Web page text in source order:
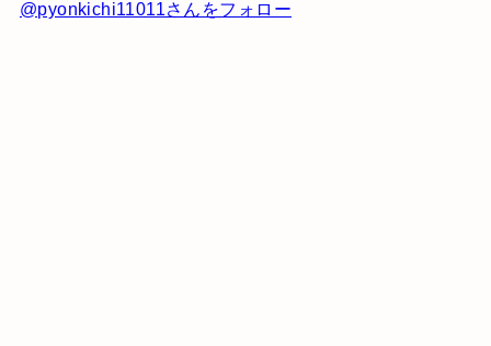
@pyonkichi11011さんをフォロー